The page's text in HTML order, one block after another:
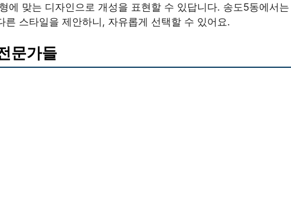
에 맞는 디자인으로 개성을 표현할 수 있답니다. 송도5동에서는
른 스타일을 제안하니, 자유롭게 선택할 수 있어요.
문가들